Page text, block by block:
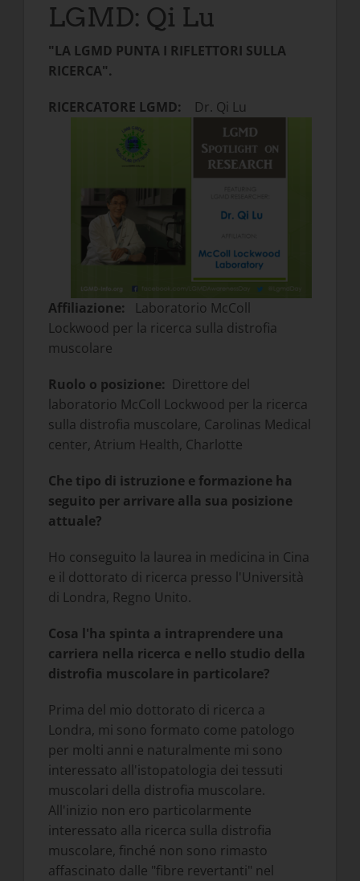
LGMD: Qi Lu
"LA LGMD PUNTA I RIFLETTORI SULLA
RICERCA".
RICERCATORE LGMD: Dr. Qi Lu
Affiliazione: Laboratorio McColl
Lockwood per la ricerca sulla distrofia
muscolare
Ruolo o posizione: Direttore del
laboratorio McColl Lockwood per la ricerca
sulla distrofia muscolare, Carolinas Medical
center, Atrium Health, Charlotte
Che tipo di istruzione e formazione ha
seguito per arrivare alla sua posizione
attuale?
Ho conseguito la laurea in medicina in Cina
e il dottorato di ricerca presso l'Università
di Londra, Regno Unito.
Cosa l'ha spinta a intraprendere una
carriera nella ricerca e nello studio della
distrofia muscolare in particolare?
Prima del mio dottorato di ricerca a
Londra, mi sono formato come patologo
per molti anni e naturalmente mi sono
interessato all'istopatologia dei tessuti
muscolari della distrofia muscolare.
All'inizio non ero particolarmente
interessato alla ricerca sulla distrofia
muscolare, finché non sono rimasto
affascinato dalle "fibre revertanti" nel